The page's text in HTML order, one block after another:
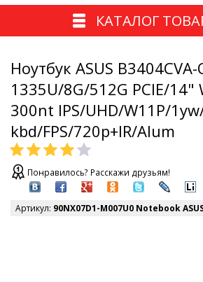
КАТАЛОГ
Ноутбук ASUS
1335U/8G/512G PCIE/14"
300nt IPS/UHD/W11P/
kbd/FPS/720p+IR/Alum
Понравилось? Расскажи друзьям!
Артикул: 90NX07D1-M007U0 Notebook